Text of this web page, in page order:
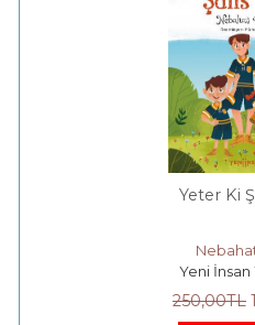
Yeter Ki
Yeni İnsan
250,00TL